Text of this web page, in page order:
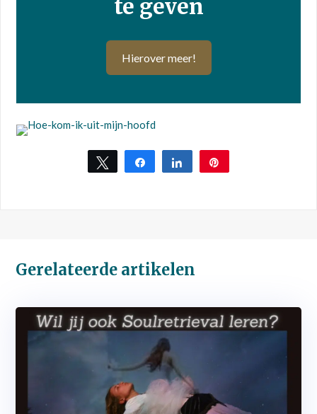
te geven
Hierover meer!
Tweet Share Share
Gerelateerde artikelen